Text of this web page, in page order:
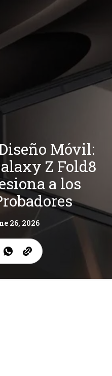
Móvil:
Z Fold8
a los
26, 2026